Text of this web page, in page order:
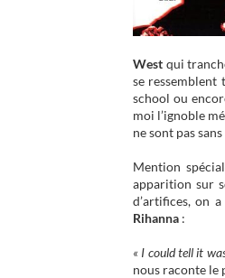
West qui
se ressemblent
school ou
moi l’ignoble
ne sont pas
Mention
apparition sur
d’artifices, on
Rihanna :
« I could tell it
nous raconte le